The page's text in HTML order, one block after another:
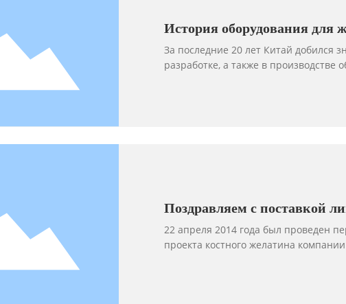
История оборудования для
За последние 20 лет Китай добился
разработке, а также в производстве
Поздравляем с поставкой
желатина в компанию
22 апреля 2014 года был проведен
проекта костного желатина